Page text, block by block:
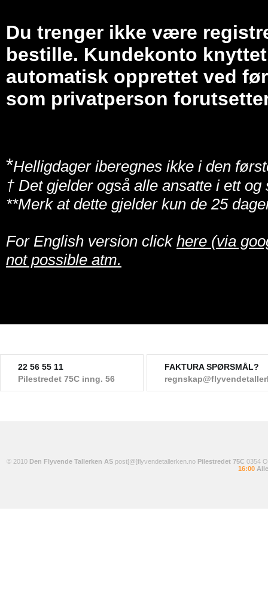
Du trenger ikke være
bestille. Kundekonto
automatisk opprettet ved
som privatperson
*Helligdager iberegnes ikke i den
† Det gjelder også alle ansatte i ett
**Merk at dette gjelder kun de 25
For English version click here (via
not possible atm.
22 56 55 11
Pilestredet 75C inng. 56
FAKTURA SPØRSMÅL?
© 2010 Den Flyvende Tallerken ASpost[@]flyvendetallerken.no Pilestredet 75C 0354
16:00